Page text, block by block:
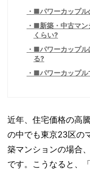
■パワーカップル
■新築・中古マン
くらい?
■パワーカップル
る?
■パワーカップル
近年、住宅価格の高
の中でも東京23区の
築マンションの場合
です。こうなると、